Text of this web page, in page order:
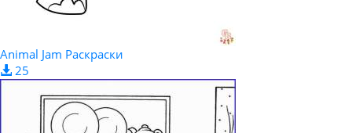
Animal Jam Раскраски
25